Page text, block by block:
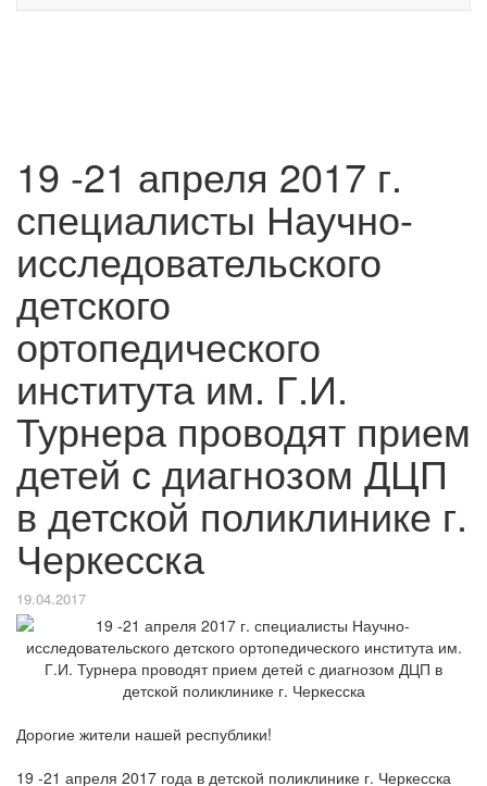
19 -21 апреля 2017 г.
специалисты Научно-
исследовательского
детского
ортопедического
института им. Г.И.
Турнера проводят прием
детей с диагнозом ДЦП
в детской поликлинике г.
Черкесска
19.04.2017
Дорогие жители нашей республики!
19 -21 апреля 2017 года в детской поликлинике г. Черкесска